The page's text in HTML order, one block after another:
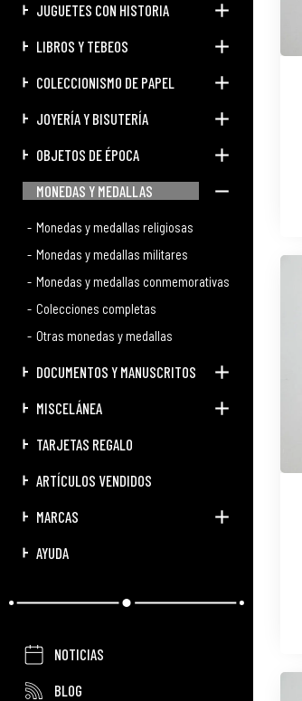
JUGUETES CON HISTORIA
LIBROS Y TEBEOS
COLECCIONISMO DE PAPEL
JOYERÍA Y BISUTERÍA
OBJETOS DE ÉPOCA
MONEDAS Y MEDALLAS
Monedas y medallas religiosas
Monedas y medallas militares
Monedas y medallas conmemorativas
Colecciones completas
Otras monedas y medallas
DOCUMENTOS Y MANUSCRITOS
MISCELÁNEA
TARJETAS REGALO
ARTÍCULOS VENDIDOS
MARCAS
AYUDA
NOTICIAS
BLOG